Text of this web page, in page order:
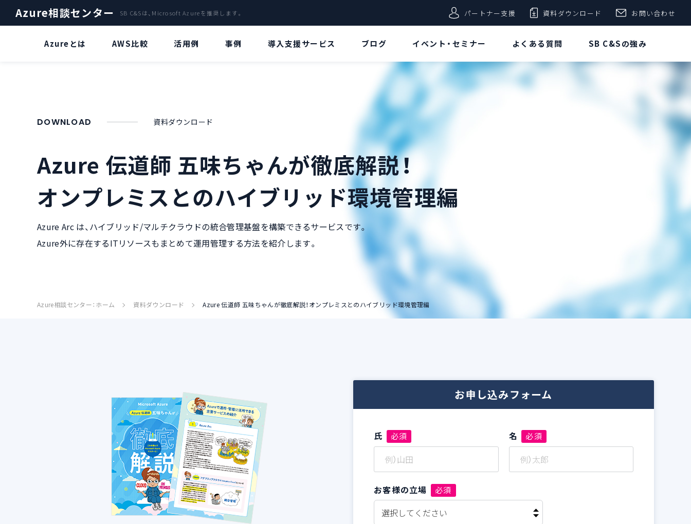
Azure相談センター SB C&Sは、Microsoft Azureを推奨します。 パートナー支援 資料ダウンロード お問い合わせ
Azureとは AWS比較 活用例
Azure Stack
AI・IoT
AzureのVDIで環境構築
事例 導入支援サービス ブログ
Azure OpenAI Serviceのビジネス
活用について
Azure OpenAI Serviceリソースデ
プロイについて
Desktopとは!?[ア
ーキテクチャ/価格
編]
Azure Virtual
Desktopとは!?[構
編]
リソース
リソースグループ
ストレージアカウン
ト
イベント・セミナー よくある質問 SB C&Sの強み
DOWNLOAD 資料ダウンロード​
Azure 伝道師 五味ちゃんが徹底解説！
オンプレミスとのハイブリッド環境管理編
Azure Arc は、ハイブリッド/マルチクラウドの統合管理基盤を構築できるサービスです。
Azure外に存在するITリソースもまとめて運用管理する方法を紹介します。
Azure相談センター：ホーム 資料ダウンロード Azure 伝道師 五味ちゃんが徹底解説！オンプレミスとのハイブリッド環境管理編
お申し込みフォーム
氏 必須 名 必須
お客様の立場 必須